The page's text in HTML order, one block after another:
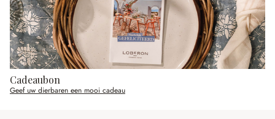
Cadeaubon
Geef uw dierbaren een mooi cadeau